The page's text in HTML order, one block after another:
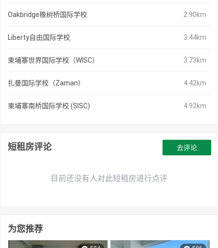
Oakbridge橡树桥国际学校 2.90km
Liberty自由国际学校 3.44km
柬埔寨世界国际学校（WISC） 3.73km
扎曼国际学校（Zaman） 4.42km
柬埔寨南桥国际学校 (SISC) 4.92km
短租房评论
目前还没有人对此短租房进行点评
去评论
为您推荐